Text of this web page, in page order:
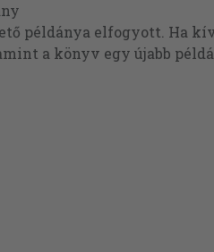
példánya elfogyott. Ha
a könyv egy újabb